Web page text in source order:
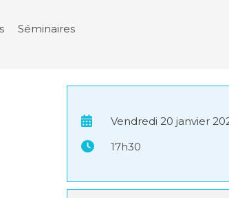
Séminaires
Vendredi 20 janvier
17h30